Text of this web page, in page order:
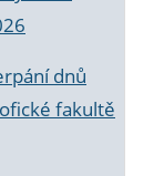
dnů
fakultě